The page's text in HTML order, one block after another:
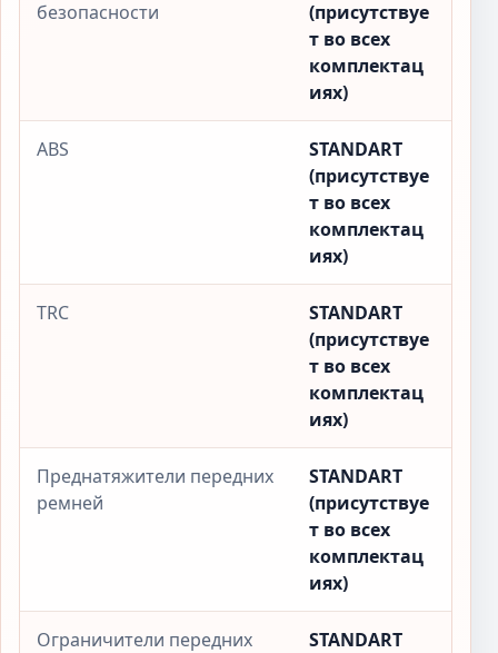
безопасности
(присутствуе
т во всех
комплектац
иях)
ABS
STANDART
(присутствуе
т во всех
комплектац
иях)
TRC
STANDART
(присутствуе
т во всех
комплектац
иях)
Преднатяжители передних
ремней
STANDART
(присутствуе
т во всех
комплектац
иях)
Ограничители передних
STANDART